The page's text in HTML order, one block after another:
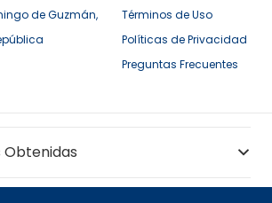
de Guzmán,
Términos de Uso
Políticas de Privacidad
Preguntas Frecuentes